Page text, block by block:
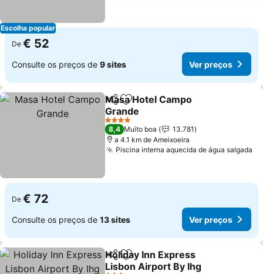
Escolha popular
De € 52
Consulte os preços de 9 sites Ver preços
PartilharAdicionar aos favoritos
Masa Hotel Campo
Grande
4 Estrelas
8,4 Muito boa
13.781
a 4.1 km de Ameixoeira
Piscina interna aquecida de água salgada
De € 72
Consulte os preços de 13 sites Ver preços
PartilharAdicionar aos favoritos
Holiday Inn Express
Lisbon Airport By Ihg